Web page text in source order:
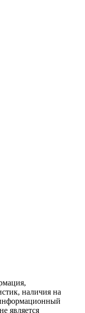
наличия на
является